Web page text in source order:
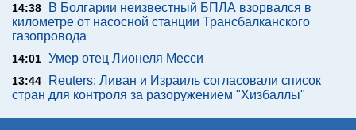
14:38
В Болгарии неизвестный БПЛА взорвался в
километре от насосной станции Трансбалканского
газопровода
14:01 Умер отец Лионеля Месси
13:44
Reuters: Ливан и Израиль согласовали список
стран для контроля за разоружением "Хизбаллы"